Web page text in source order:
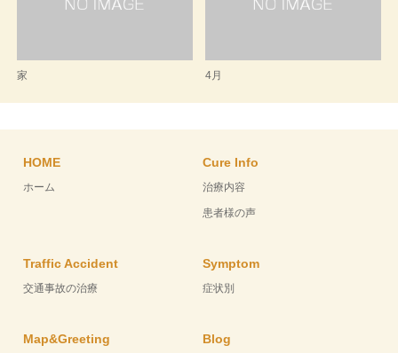
家 4月
HOME
ホーム
Cure Info
治療内容
患者様の声
Traffic Accident
交通事故の治療
Symptom
症状別
Map&Greeting Blog